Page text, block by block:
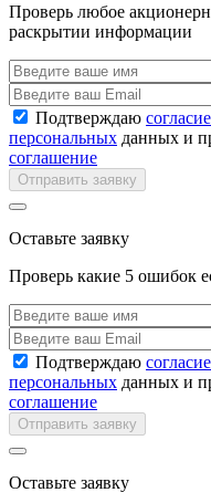
Проверь любое
раскрытии информации
Подтверждаю
персональных данных и
соглашение
Отправить заявку
Оставьте заявку
Проверь какие 5 ошибок
Подтверждаю
персональных данных и
соглашение
Отправить заявку
Оставьте заявку